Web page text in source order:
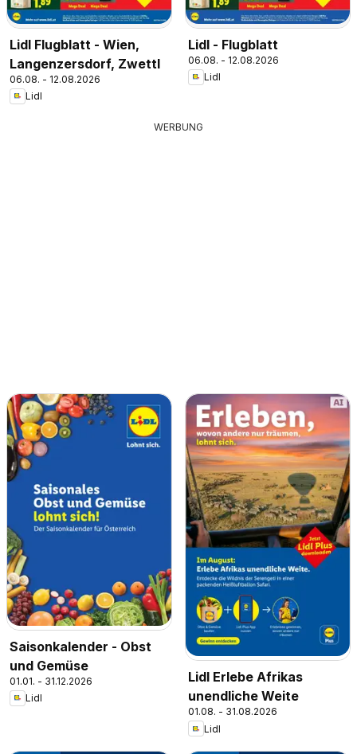
Lidl Flugblatt - Wien,
Langenzersdorf, Zwettl
06.08. - 12.08.2026
Lidl
Lidl - Flugblatt
06.08. - 12.08.2026
Lidl
WERBUNG
Saisonkalender - Obst
und Gemüse
01.01. - 31.12.2026
Lidl
Lidl Erlebe Afrikas
unendliche Weite
01.08. - 31.08.2026
Lidl